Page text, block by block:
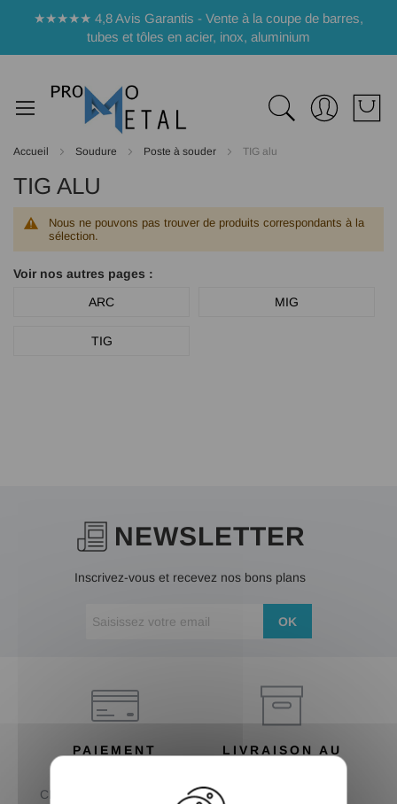
★★★★★ 4,8 Avis Garantis - Vente à la coupe de barres,
tubes et tôles en acier, inox, aluminium
Accueil Soudure Poste à souder TIG alu
TIG ALU
Nous ne pouvons pas trouver de produits correspondants à la
sélection.
Voir nos autres pages :
ARC
MIG
TIG
NEWSLETTER
Inscrivez-vous et recevez nos bons plans
OK
PAIEMENT
CB / Paypal / 3 et 4 X sans
LIVRAISON AU
Livraison standard ou